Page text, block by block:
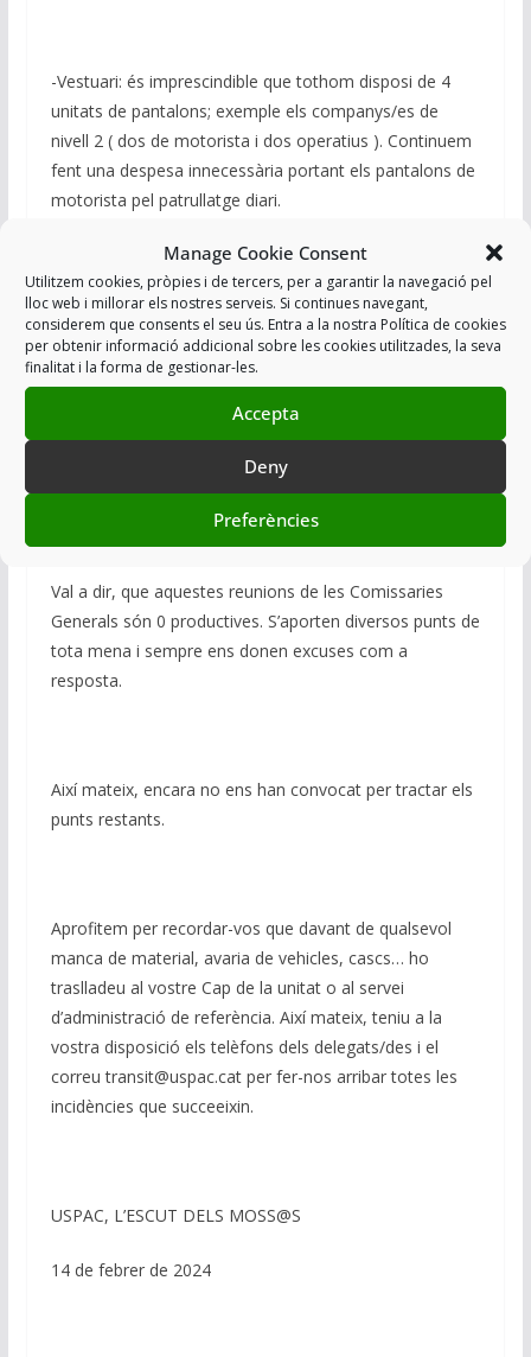
Manage Cookie Consent
Utilitzem cookies, pròpies i de tercers, per a garantir la navegació pel
lloc web i millorar els nostres serveis. Si continues navegant,
considerem que consents el seu ús. Entra a la nostra Política de cookies
per obtenir informació addicional sobre les cookies utilitzades, la seva
finalitat i la forma de gestionar-les.
Accepta
Deny
Preferències
-Vestuari: és imprescindible que tothom disposi de 4
unitats de pantalons; exemple els companys/es de
nivell 2 ( dos de motorista i dos operatius ). Continuem
fent una despesa innecessària portant els pantalons de
motorista pel patrullatge diari.
-S’ha parat l’entrega de cascs nous (última generació)
perquè aquests només enllacen amb les motos noves.
Un nou NYAP d’aquells que planifiquen l’entrega de
Aquesta manca de resposta dels punts de materials és
Val a dir, que aquestes reunions de les Comissaries
Generals són 0 productives. S’aporten diversos punts de
tota mena i sempre ens donen excuses com a
resposta.
Així mateix, encara no ens han convocat per tractar els
punts restants.
Aprofitem per recordar-vos que davant de qualsevol
manca de material, avaria de vehicles, cascs… ho
traslladeu al vostre Cap de la unitat o al servei
d’administració de referència. Així mateix, teniu a la
vostra disposició els telèfons dels delegats/des i el
correu transit@uspac.cat per fer-nos arribar totes les
incidències que succeeixin.
USPAC, L’ESCUT DELS MOSS@S
14 de febrer de 2024